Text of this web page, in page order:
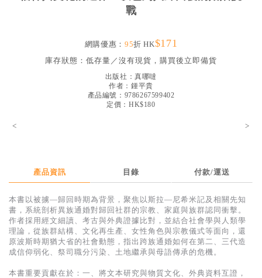
見證／傳記
文藝／勵志
得獎作品推介
暢銷榜
中文二手書
英文二手書
精選英文書
電子書
戰
網購優惠： 95折 HK$171
庫存狀態： 低存量／沒有現貨，購買後立即備貨
出版社：真哪噠
作者： 鍾平貴
產品編號：9786267599402
定價：HK$180
< >
產品資訊 目錄 付款/運送
本書以被擄—歸回時期為背景，聚焦以斯拉—尼希米記及相關先知
書，系統剖析異族通婚對歸回社群的宗教、家庭與族群認同衝擊。
作者採用經文細讀、考古與外典證據比對，並結合社會學與人類學
理論，從族群結構、文化再生產、女性角色與宗教儀式等面向，還
原波斯時期猶大省的社會動態，指出跨族通婚如何在第二、三代造
成信仰弱化、祭司職分污染、土地繼承與母語傳承的危機。
本書重要貢獻在於：一、將文本研究與物質文化、外典資料互證，